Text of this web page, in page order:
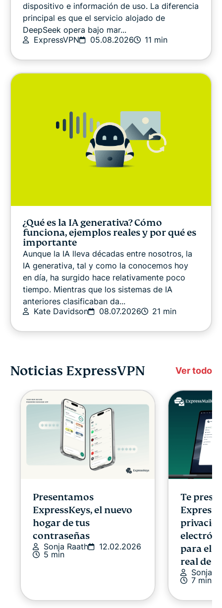
dispositivo e información de uso. La diferencia
principal es que el servicio alojado de
DeepSeek opera bajo mar...
ExpressVPN
05.08.2026 11 min
¿Qué es la IA generativa? Cómo
funciona, ejemplos reales y por qué es
importante
Aunque la IA lleva décadas entre nosotros, la
IA generativa, tal y como la conocemos hoy
en día, ha surgido hace relativamente poco
tiempo. Mientras que los sistemas de IA
anteriores clasificaban da...
Kate Davidson
08.07.2026 21 min
Noticias ExpressVPN Ver todo
Presentamos
ExpressKeys, el nuevo
hogar de tus
contraseñas
Sonja Raath
12.02.2026
5 min
Te
para el
real de
Sonja
7 min